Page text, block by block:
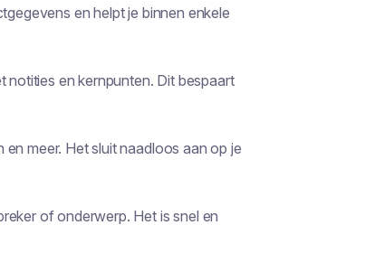
en helpt je binnen enkele
notities en kernpunten. Dit bespaart
meer. Het sluit naadloos aan op je
of onderwerp. Het is snel en